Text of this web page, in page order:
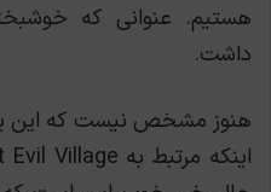
هستیم. عنوانی که
داشت.
هنوز مشخص نیست که این